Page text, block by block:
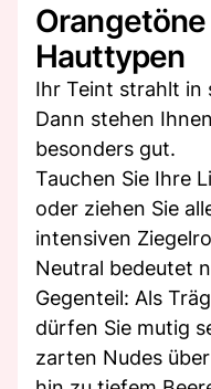
Hauttypen
Ihr Teint strahlt in
Dann stehen
besonders gut.
Tauchen Sie Ihre
oder ziehen Sie
intensiven
Neutral bedeutet
Gegenteil: Als
dürfen Sie mutig
zarten Nudes